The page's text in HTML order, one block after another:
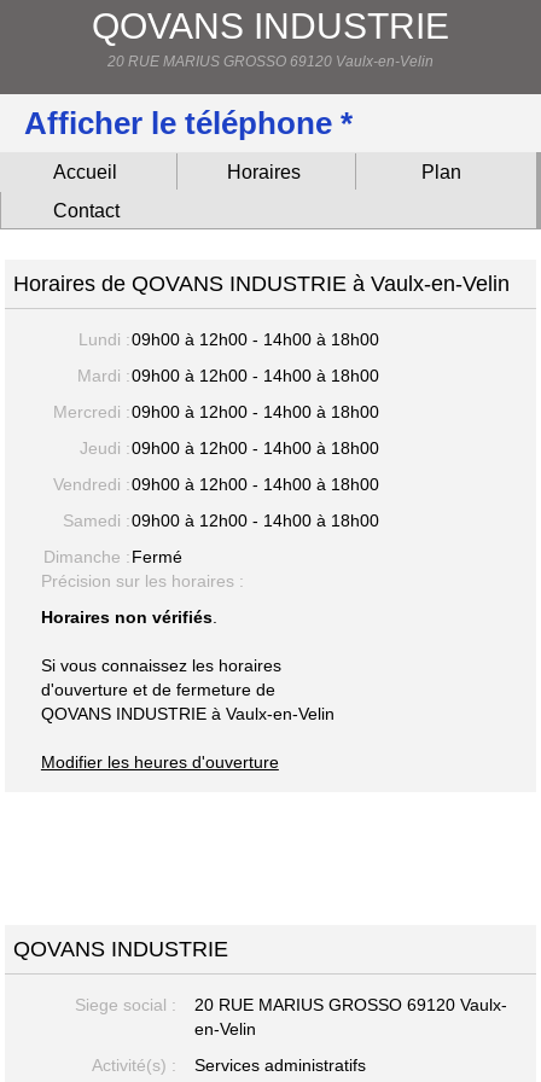
QOVANS INDUSTRIE
20 RUE MARIUS GROSSO 69120 Vaulx-en-Velin
Afficher le téléphone *
Accueil Horaires
Plan
Contact
Horaires de QOVANS INDUSTRIE à Vaulx-en-Velin
Lundi :09h00 à 12h00 - 14h00 à 18h00
Mardi :09h00 à 12h00 - 14h00 à 18h00
Mercredi :09h00 à 12h00 - 14h00 à 18h00
Jeudi :09h00 à 12h00 - 14h00 à 18h00
Vendredi :09h00 à 12h00 - 14h00 à 18h00
Samedi :09h00 à 12h00 - 14h00 à 18h00
Dimanche :Fermé
Précision sur les horaires :
Horaires non vérifiés.
Si vous connaissez les horaires
d'ouverture et de fermeture de
QOVANS INDUSTRIE à Vaulx-en-Velin
Modifier les heures d'ouverture
QOVANS INDUSTRIE
Siege social :
20 RUE MARIUS GROSSO 69120 Vaulx-
en-Velin
Activité(s) :
Services administratifs